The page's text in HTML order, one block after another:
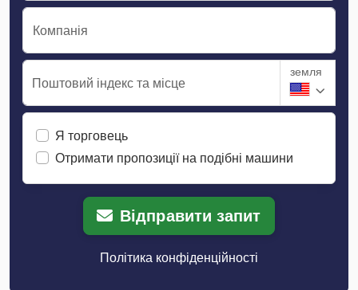
Компанія
Поштовий індекс та місце
земля
Я торговець
Отримати пропозиції на подібні машини
Відправити запит
Політика конфіденційності